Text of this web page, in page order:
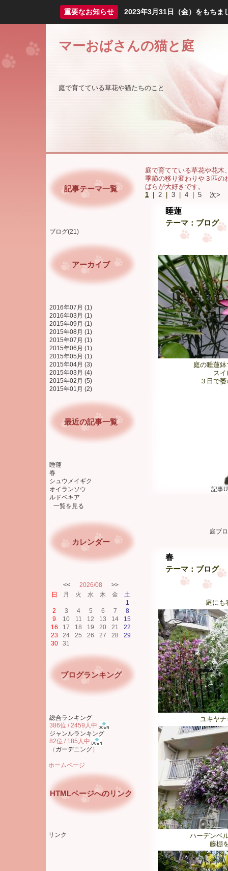
重要なお知らせ 2023年3月31日（金）をもちま
マーおばさんの猫と庭
庭で育てている草花や猫たちのこと
庭で育てている草花や花木
季節の移り変わりや３匹の
ばらが大好きです。
1
2 3 4 5 次>
睡蓮
テーマ： ブログ
庭の睡蓮
ス
３日で
記事
庭ブ
春
テーマ： ブログ
庭にも
ユキヤ
ハーデンベ
藤棚
記事テーマ一覧
ブログ(21)
アーカイブ
2016年07月 (1)
2016年03月 (1)
2015年09月 (1)
2015年08月 (1)
2015年07月 (1)
2015年06月 (1)
2015年05月 (1)
2015年04月 (3)
2015年03月 (4)
2015年02月 (5)
2015年01月 (2)
最近の記事一覧
睡蓮
春
シュウメイギク
オイランソウ
ルドベキア
一覧を見る
カレンダー
<< 2026/08 >>
日
月 火 水 木 金
土
1
2
3 4 5 6 7
8
9
10 11 12 13 14
15
16
17 18 19 20 21
22
23
24 25 26 27 28
29
30
31
ブログランキング
総合ランキング
386位 / 2459人中
ジャンルランキング
82位 / 185人中
（ ガーデニング）
ホームページ
HTMLページへのリンク
リンク